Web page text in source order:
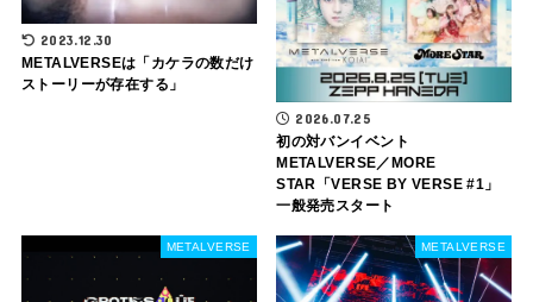
2023.12.30
METALVERSEは「カケラの数だけ
ストーリーが存在する」
2026.07.25
初の対バンイベント
METALVERSE／MORE
STAR「VERSE BY VERSE #1」
一般発売スタート
METALVERSE METALVERSE